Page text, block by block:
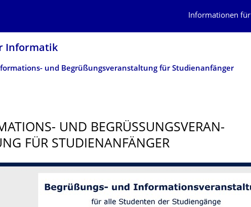
Informationen für
Informatik
und Begrüßungsveran­staltung für Studienanfänger
UND BEGRÜSSUNGSVERAN­S
FÜR STUDIENANFÄNGER